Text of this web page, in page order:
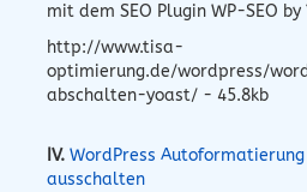
mit dem SEO Plugin WP-SEO
http://www.tisa-
optimierung.de/wordpress/
abschalten-yoast/ - 45.8kb
IV. WordPress
ausschalten